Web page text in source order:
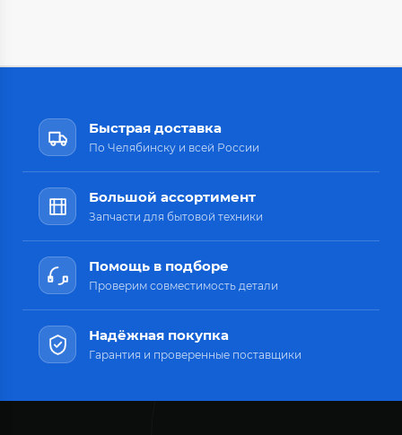
Быстрая доставка
По Челябинску и всей России
Большой ассортимент
Запчасти для бытовой техники
Помощь в подборе
Проверим совместимость детали
Надёжная покупка
Гарантия и проверенные поставщики